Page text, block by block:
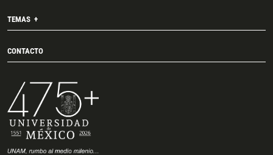
TEMAS
CONTACTO